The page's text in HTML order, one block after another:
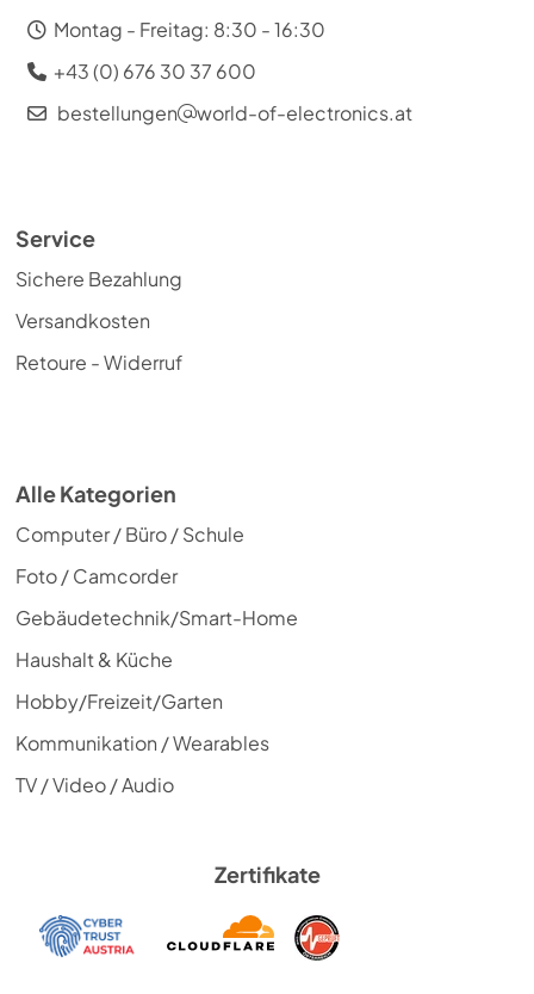
Montag - Freitag: 8:30 - 16:30
+43 (0) 676 30 37 600
bestellungen
world-of-electronics.at
Service
Sichere Bezahlung
Versandkosten
Retoure - Widerruf
Alle Kategorien
Computer / Büro / Schule
Foto / Camcorder
Gebäudetechnik/Smart-Home
Haushalt & Küche
Hobby/Freizeit/Garten
Kommunikation / Wearables
TV / Video / Audio
Zertifikate